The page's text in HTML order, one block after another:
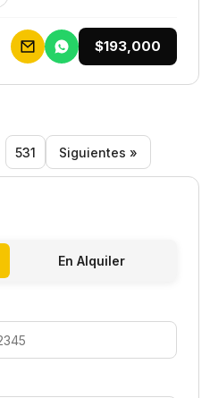
$193,000
531 Siguientes »
En Alquiler